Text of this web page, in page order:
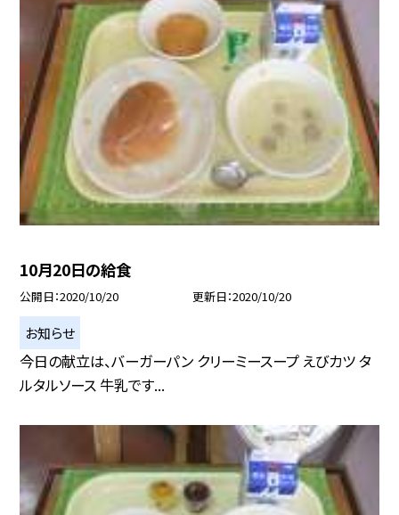
10月20日の給食
公開日 2020/10/20 更新日 2020/10/20
お知らせ
今日の献立は、バーガーパン クリーミースープ えびカツ タ
ルタルソース 牛乳です...